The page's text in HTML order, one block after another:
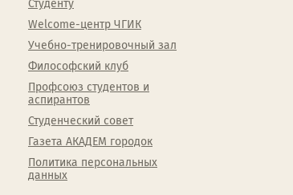
Студенту
Welcome-центр ЧГИК
Учебно-тренировочный зал
Философский клуб
Профсоюз студентов и
аспирантов
Студенческий совет
Газета АКАДЕМ городок
Политика персональных
данных